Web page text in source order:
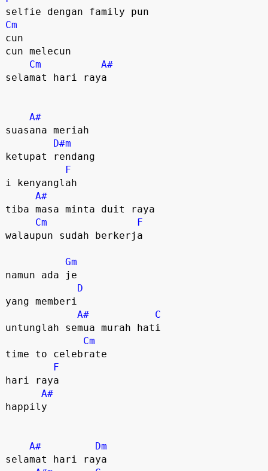
Cm
cun
cun melecun
Cm
A#
selamat hari raya
A#
suasana meriah
D#m
ketupat rendang
F
i kenyanglah
A#
tiba masa minta duit raya
Cm
F
walaupun sudah berkerja
Gm
namun ada je
D
yang memberi
A#
C
untunglah semua murah hati
Cm
time to celebrate
F
hari raya
A#
happily
A#
Dm
selamat hari raya